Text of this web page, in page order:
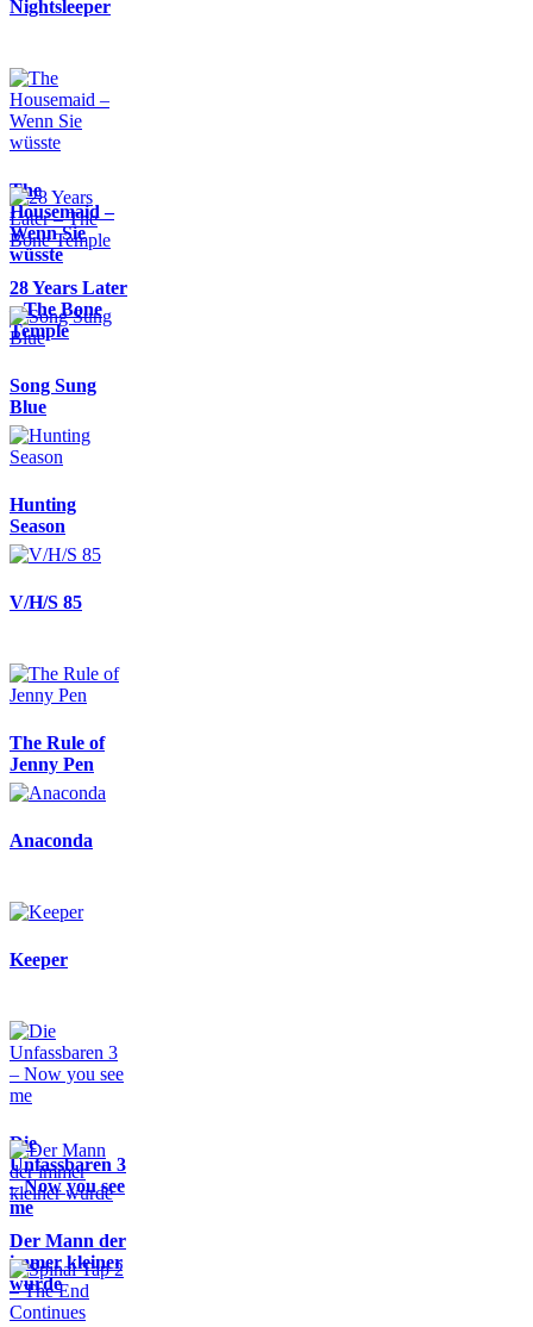
Nightsleeper
The
Housemaid –
Wenn Sie
wüsste
28 Years Later
– The Bone
Temple
Song Sung
Blue
Hunting
Season
V/H/S 85
The Rule of
Jenny Pen
Anaconda
Keeper
Die
Unfassbaren 3
– Now you see
me
Der Mann der
immer kleiner
wurde